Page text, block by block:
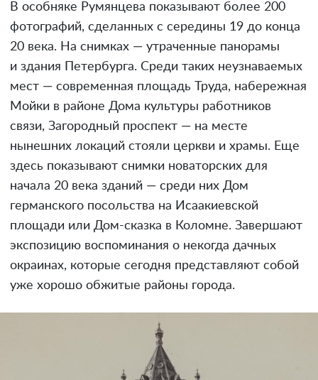
В особняке Румянцева показывают более 200
фотографий, сделанных с середины 19 до конца
20 века. На снимках — утраченные панорамы
и здания Петербурга. Среди таких неузнаваемых
мест — современная площадь Труда, набережная
Мойки в районе Дома культуры работников
связи, Загородный проспект — на месте
нынешних локаций стояли церкви и храмы. Еще
здесь показывают снимки новаторских для
начала 20 века зданий — среди них Дом
германского посольства на Исаакиевской
площади или Дом-сказка в Коломне. Завершают
экспозицию воспоминания о некогда дачных
окраинах, которые сегодня представляют собой
уже хорошо обжитые районы города.